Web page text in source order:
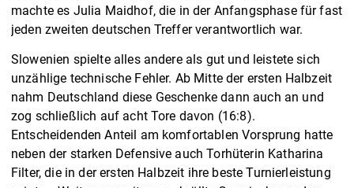
machte es Julia Maidhof, die in der Anfangsphase für fast
jeden zweiten deutschen Treffer verantwortlich war.
Slowenien spielte alles andere als gut und leistete sich
unzählige technische Fehler. Ab Mitte der ersten Halbzeit
nahm Deutschland diese Geschenke dann auch an und
zog schließlich auf acht Tore davon (16:8).
Entscheidenden Anteil am komfortablen Vorsprung hatte
neben der starken Defensive auch Torhüterin Katharina
Filter, die in der ersten Halbzeit ihre beste Turnierleistung